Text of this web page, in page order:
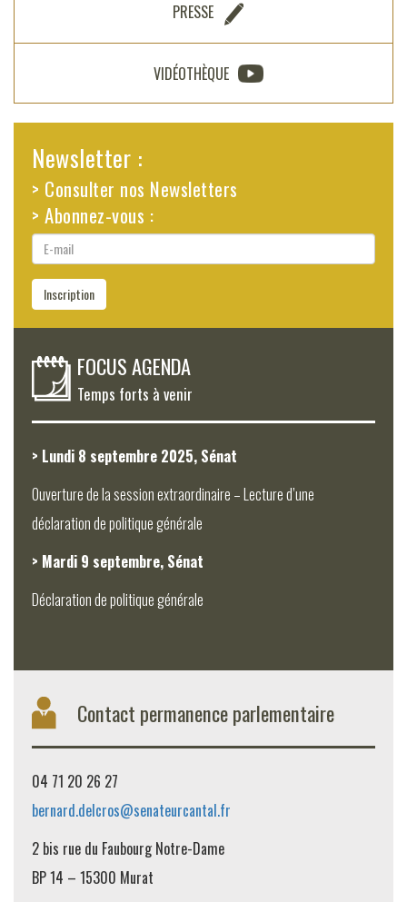
PRESSE
VIDÉOTHÈQUE
Newsletter :
> Consulter nos Newsletters
> Abonnez-vous :
E-
mail
Inscription
FOCUS AGENDA
Temps forts à venir
> Lundi 8 septembre 2025, Sénat
Ouverture de la session extraordinaire – Lecture d’une
déclaration de politique générale
> Mardi 9 septembre, Sénat
Déclaration de politique générale
Contact permanence parlementaire
04 71 20 26 27
bernard.delcros@senateurcantal.fr
2 bis rue du Faubourg Notre-Dame
BP 14 – 15300 Murat